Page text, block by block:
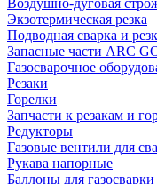
Воздушно-дуговая
Экзотермическая резка
Подводная сварка и
Запасные части ARC
Газосварочное
Резаки
Горелки
Запчасти к резакам и
Редукторы
Газовые вентили для
Рукава напорные
Баллоны для газосварки